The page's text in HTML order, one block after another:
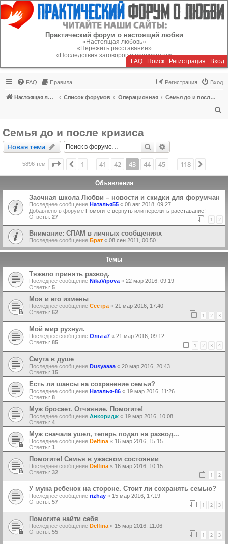
Регистрация
Практический форум о настоящей любви
«Настоящая любовь»
«Пережить расставание»
«Последствия заговоров и приворотов»
FAQ Поиск Регистрация Вход
FAQ Правила Вход
Регистрация
Настоящая любовь Список форумов Операционная
Семья до и после кризиса
Семья до и после кризиса
Новая тема
Новаятема Поиск
5896 тем Страница 43из 118
Пред.
1 41 42 43 44 45 118
Объявления
Заочная школа Любви – новости и скидки для форумчан
Последнее сообщение Наталья55 « 08 авг 2018, 09:27
Добавлено в форуме Помогите вернуть или пережить расставание!
Ответы: 27 1 2
Внимание: СПАМ в личных сообщениях
Последнее сообщение Брат « 08 сен 2011, 00:50
Темы
Тяжело принять развод.
Последнее сообщение NikaVipova « 22 мар 2016, 09:19
Ответы: 5
Моя и его измены
Последнее сообщение Сестра « 21 мар 2016, 17:40
Ответы: 62 1 2 3
Мой мир рухнул.
Последнее сообщение Ольга7 « 21 мар 2016, 09:12
Ответы: 85 1 2 3 4
Смута в душе
Последнее сообщение Dusyaaaa « 20 мар 2016, 20:43
Ответы: 15
Есть ли шансы на сохранение семьи?
Последнее сообщение Наталья-86 « 19 мар 2016, 11:26
Ответы: 8
Муж бросает. Отчаяние. Помогите!
Последнее сообщение Анкоридж « 19 мар 2016, 10:08
Ответы: 4
Муж сначала ушел, теперь подал на развод...
Последнее сообщение Delfina « 16 мар 2016, 15:15
Ответы: 1
Помогите! Cемья в ужасном состоянии
Последнее сообщение Delfina « 16 мар 2016, 10:15
Ответы: 32 1 2
У мужа ребенок на стороне. Стоит ли сохранять семью?
Последнее сообщение rizhay « 15 мар 2016, 17:19
Ответы: 57 1 2 3
Помогите найти себя
Последнее сообщение Delfina « 15 мар 2016, 11:06
Ответы: 55 1 2 3